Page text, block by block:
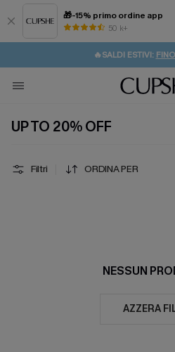
🎁-15% primo ordine app
50 k+
⚡️-15% SUGLI ESSENZIALI DA
🔥SALDI ESTIVI:
🚚SPEDIZIONE
💌REGALO PER I NUOVI:
UP TO 20% OFF
Filtri ORDINA PER
NESSUN
AZZERA